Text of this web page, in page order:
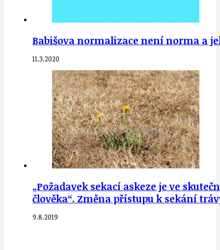
Babišova normalizace není norma a
11.3.2020
„Požadavek sekací askeze je ve
člověka“. Změna přístupu k sekání
9.8.2019